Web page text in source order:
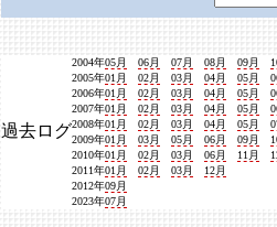
過去ログ
2004年05月 06月 07月 08月 09月
2005年01月 02月 03月 04月 05月
2006年01月 02月 03月 04月 05月
2007年01月 02月 03月 04月 05月
2008年01月 02月 03月 04月 05月
2009年01月 03月 05月 06月 09月
2010年01月 02月 03月 06月 11月
2011年01月 02月 03月
12月
2012年09月
2023年07月